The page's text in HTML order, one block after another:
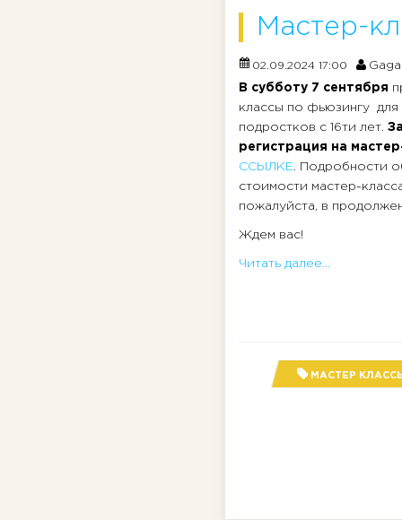
Мастер-
02.09.2024 17:00
В субботу 7 сентября
классы по фьюзингу для
подростков с 16ти лет.
регистрация на
ССЫЛКЕ. Подробности
стоимости мастер-
пожалуйста, в
Ждем вас!
Читать далее...
МАСТЕР